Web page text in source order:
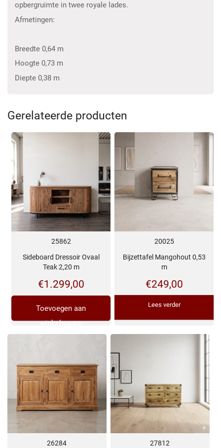
opbergruimte in twee royale lades.
Afmetingen:
Breedte 0,64 m
Hoogte 0,73 m
Diepte 0,38 m
Gerelateerde producten
25862
Sideboard Dressoir Ovaal
Teak 2,20 m
€1.299,00
Toevoegen aan
winkelwagen
20025
Bijzettafel Mangohout 0,53
m
€249,00
Lees verder
26284 27812